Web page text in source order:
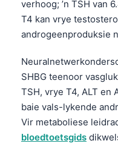
verhoog; ’n TSH van
T4 kan vrye
androgeenproduksie
SHBG teenoor
TSH, vrye T4, ALT en
baie vals-lykende
Vir metaboliese
bloedtoetsgids